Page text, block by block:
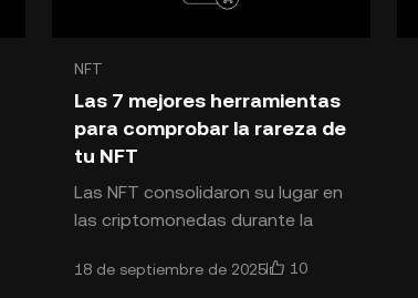
NFT
Las 7 mejores herramientas
para comprobar la rareza de
tu NFT
Las NFT consolidaron su lugar en
las criptomonedas durante la
este periodo, el espacio de las
18 de septiembre de 2025 10